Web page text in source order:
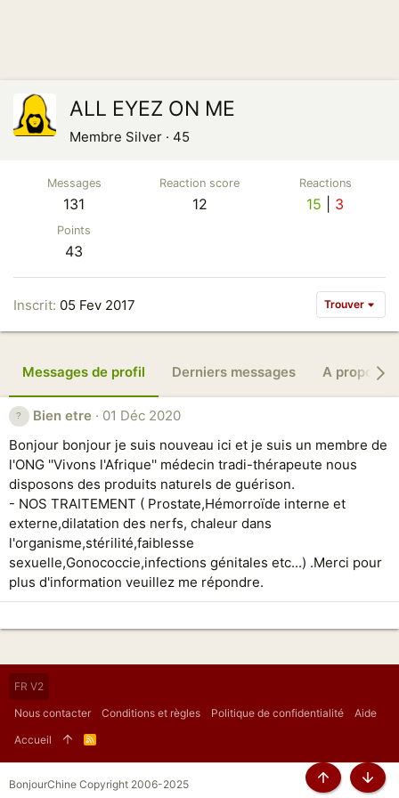
ALL EYEZ ON ME
Membre Silver · 45
Messages
131
Reaction score
12
Reactions
15 3
Points
43
Inscrit 05 Fev 2017 Trouver
Messages de profil Derniers messages A propos
Bien etre
01 Déc 2020
Bonjour bonjour je suis nouveau ici et je suis un membre de
l'ONG ''Vivons l'Afrique'' médecin tradi-thérapeute nous
disposons des produits naturels de guérison.
- NOS TRAITEMENT ( Prostate,Hémorroïde interne et
externe,dilatation des nerfs, chaleur dans
l'organisme,stérilité,faiblesse
sexuelle,Gonococcie,infections génitales etc...) .Merci pour
plus d'information veuillez me répondre.
FR V2
Nous contacter
Conditions et règles Politique de confidentialité
Aide
Accueil
R
S
BonjourChine Copyright 2006-2025 Haut Bas